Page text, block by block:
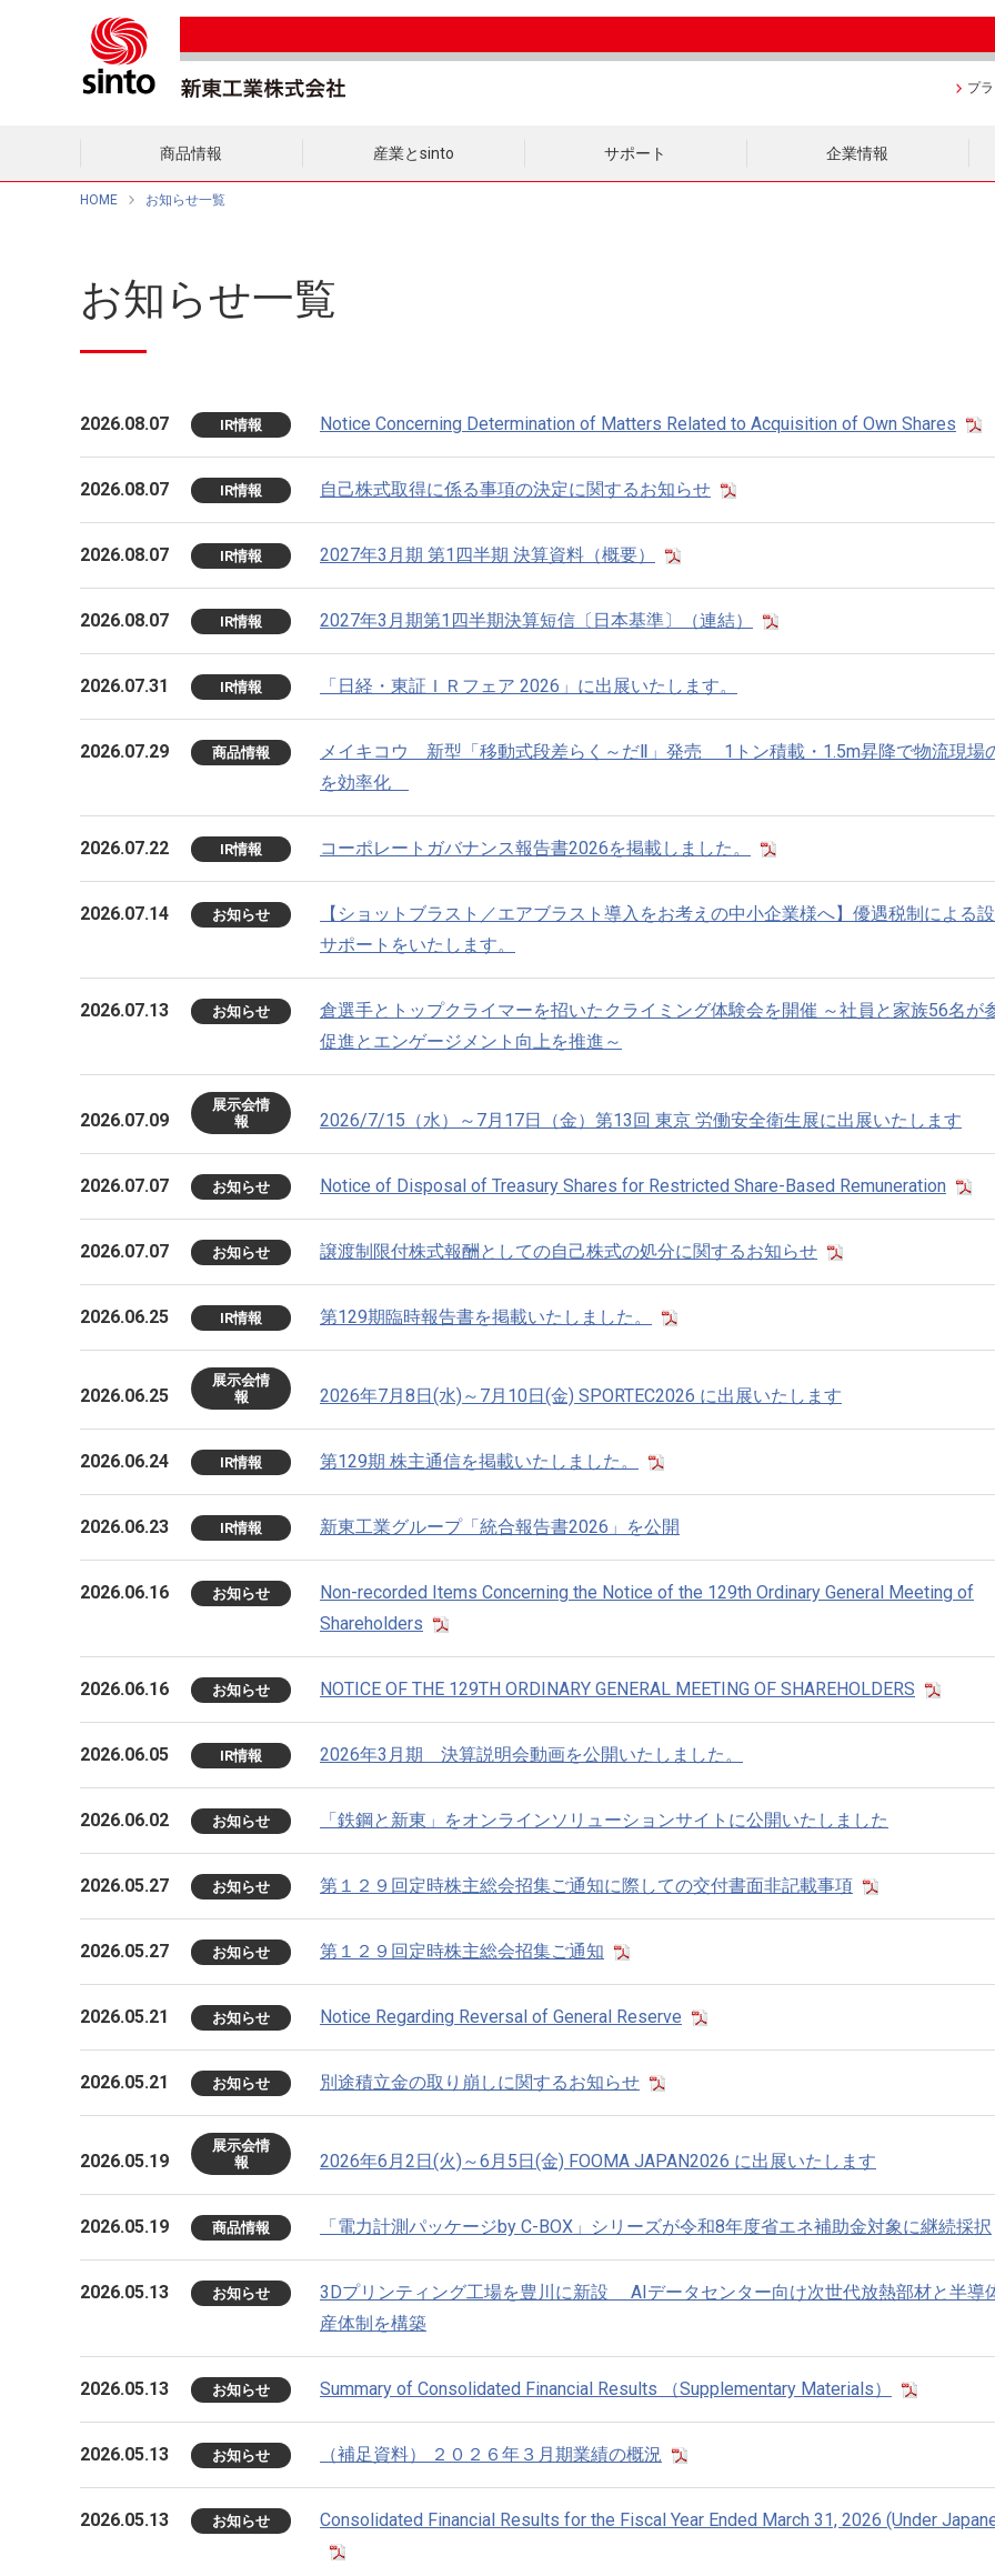
プ
商品情報 産業とsinto サポート 企業情報
HOME お知らせ一覧
お知らせ一覧
2026.08.07 IR情報 Notice Concerning Determination of Matters Related to Acquisition of Own Shares
2026.08.07 IR情報 自己株式取得に係る事項の決定に関するお知らせ
2026.08.07 IR情報 2027年3月期 第1四半期 決算資料（概要）
2026.08.07 IR情報 2027年3月期第1四半期決算短信〔日本基準〕（連結）
2026.07.31 IR情報 「日経・東証ＩＲフェア 2026」に出展いたします。
2026.07.29 商品情報
メイキコウ 新型「移動式段差らく～だⅡ」発売 1トン積載・1.5m昇降で物流現場
を効率化
2026.07.22 IR情報 コーポレートガバナンス報告書2026を掲載しました。
2026.07.14 お知らせ
【ショットブラスト／エアブラスト導入をお考えの中小企業様へ】優遇税制による
サポートをいたします。
2026.07.13 お知らせ
倉選手とトップクライマーを招いたクライミング体験会を開催 ～社員と家族56名が
促進とエンゲージメント向上を推進～
2026.07.09
展示会情
報
2026/7/15（水）～7月17日（金）第13回 東京 労働安全衛生展に出展いたします
2026.07.07 お知らせ Notice of Disposal of Treasury Shares for Restricted Share-Based Remuneration
2026.07.07 お知らせ 譲渡制限付株式報酬としての自己株式の処分に関するお知らせ
2026.06.25 IR情報 第129期臨時報告書を掲載いたしました。
2026.06.25
展示会情
報
2026年7月8日(水)～7月10日(金) SPORTEC2026 に出展いたします
2026.06.24 IR情報 第129期 株主通信を掲載いたしました。
2026.06.23 IR情報 新東工業グループ「統合報告書2026」を公開
2026.06.16 お知らせ
Non-recorded Items Concerning the Notice of the 129th Ordinary General Meeting of
Shareholders
2026.06.16 お知らせ NOTICE OF THE 129TH ORDINARY GENERAL MEETING OF SHAREHOLDERS
2026.06.05 IR情報 2026年3月期 決算説明会動画を公開いたしました。
2026.06.02 お知らせ 「鉄鋼と新東」をオンラインソリューションサイトに公開いたしました
2026.05.27 お知らせ 第１２９回定時株主総会招集ご通知に際しての交付書面非記載事項
2026.05.27 お知らせ 第１２９回定時株主総会招集ご通知
2026.05.21 お知らせ Notice Regarding Reversal of General Reserve
2026.05.21 お知らせ 別途積立金の取り崩しに関するお知らせ
2026.05.19
展示会情
報
2026年6月2日(火)～6月5日(金) FOOMA JAPAN2026 に出展いたします
2026.05.19 商品情報 「電力計測パッケージby C-BOX」シリーズが令和8年度省エネ補助金対象に継続採択
2026.05.13 お知らせ
3Dプリンティング工場を豊川に新設 AIデータセンター向け次世代放熱部材と半導
産体制を構築
2026.05.13 お知らせ Summary of Consolidated Financial Results （Supplementary Materials）
2026.05.13 お知らせ （補足資料） ２０２６年３月期業績の概況
2026.05.13 お知らせ Consolidated Financial Results for the Fiscal Year Ended March 31, 2026 (Under